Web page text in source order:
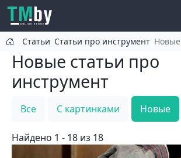
Перейти к основному содержанию
Статьи Статьи про инструмент Новые
Новые статьи про
инструмент
Все С картинками Новые
Найдено 1 - 18 из 18